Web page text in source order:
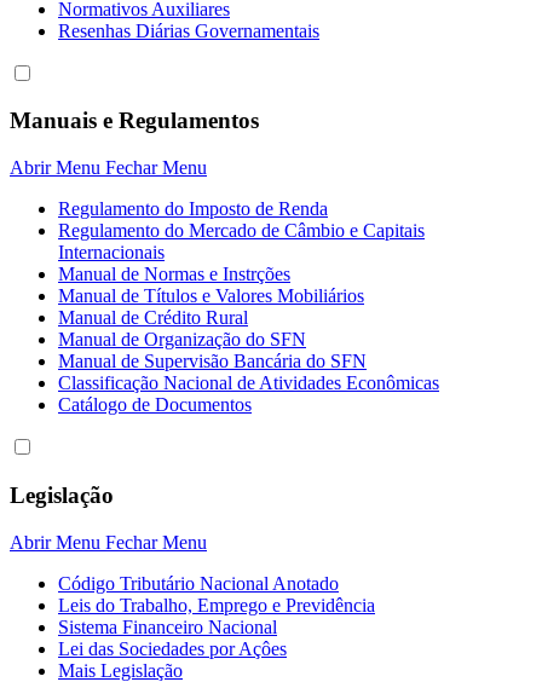
Normativos Auxiliares
Resenhas Diárias Governamentais
Manuais e Regulamentos
Abrir Menu Fechar Menu
Regulamento do Imposto de Renda
Regulamento do Mercado de Câmbio e Capitais
Internacionais
Manual de Normas e Instrções
Manual de Títulos e Valores Mobiliários
Manual de Crédito Rural
Manual de Organização do SFN
Manual de Supervisão Bancária do SFN
Classificação Nacional de Atividades Econômicas
Catálogo de Documentos
Legislação
Abrir Menu Fechar Menu
Código Tributário Nacional Anotado
Leis do Trabalho, Emprego e Previdência
Sistema Financeiro Nacional
Lei das Sociedades por Açôes
Mais Legislação